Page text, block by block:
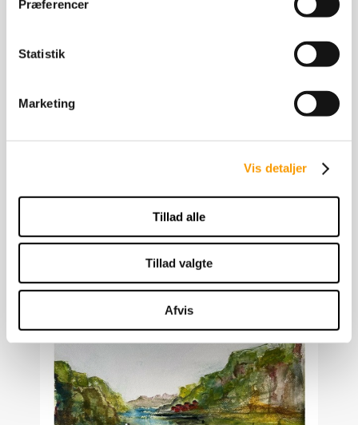
Præferencer
Statistik
Marketing
Vis detaljer
Tillad alle
Tillad valgte
Afvis